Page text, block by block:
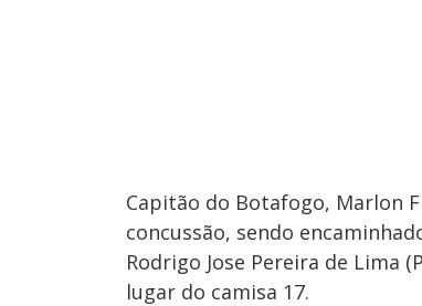
Capitão do Botafogo, Marlon
concussão, sendo
Rodrigo Jose Pereira de Lima
lugar do camisa 17.